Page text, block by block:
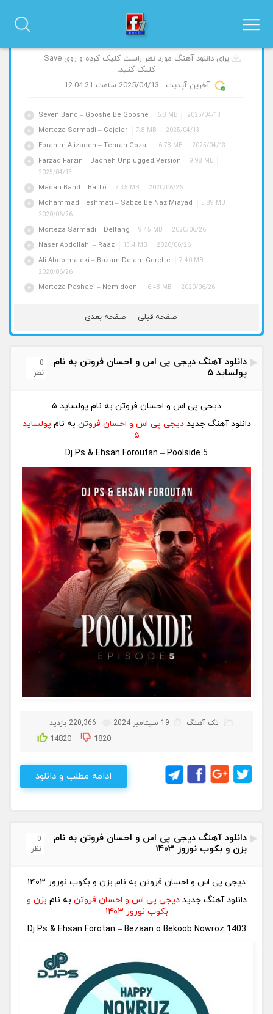
آهنگ های جدید و پیشنهادی
برای دانلود آهنگ مورد نظر راست کلیک کرده و روی Save
کلیک کنید.
آخرین آپدیت : 2025/04/13 ساعت 12:04:21
Seven Band – Gooshe Be Gooshe 6.8 MB 2025/04/13
Morteza Sarmadi – Gejalar 7.8 MB 2025/04/13
Ebrahim Alizadeh – Tehran Gozali 6.78 MB 2025/04/13
Farzad Farzin – Bacheh Unplugged Version
9.98 MB
2025/04/13
Macan Band – Ba To 7.35 MB 2020/06/26
Mohammad Heshmati – Sabze Be Naz Miayad
5.89 MB
2020/06/26
Morteza Sarmadi – Deltang 9.45 MB 2020/06/26
Naser Abdollahi – Raaz 13.4 MB 2020/06/26
Ali Abdolmaleki – Bazam Delam Gerefte
7.40 MB
2020/06/26
Morteza Pashaei – Nemidooni 6.48 MB 2020/06/26
صفحه بعدی صفحه قبلی
دانلود آهنگ دیجی پی اس و احسان فروتن به نام
پولساید ۵
0
نظر
دیجی پی اس و احسان فروتن به نام پولساید ۵
دانلود آهنگ جدید دیجی پی اس و احسان فروتن به نام پولساید
۵
Dj Ps & Ehsan Foroutan – Poolside 5
تک آهنگ 19 سپتامبر 2024 220,366 بازدید
14820 1820
ادامه مطلب و دانلود
دانلود آهنگ دیجی پی اس و احسان فروتن به نام
بزن و بکوب نوروز ۱۴۰۳
0
نظر
دیجی پی اس و احسان فروتن به نام بزن و بکوب نوروز ۱۴۰۳
دانلود آهنگ جدید دیجی پی اس و احسان فروتن به نام بزن و
بکوب نوروز ۱۴۰۳
Dj Ps & Ehsan Forotan – Bezaan o Bekoob Nowroz 1403